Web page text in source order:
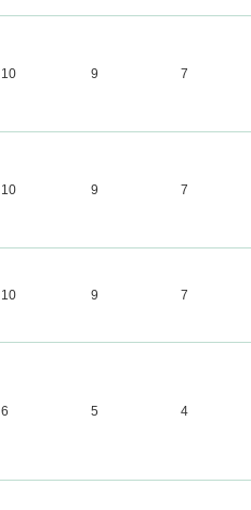
10 9 7
10 9 7
10 9 7
6 5 4